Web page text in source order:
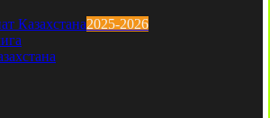
Казахстана2025-2026